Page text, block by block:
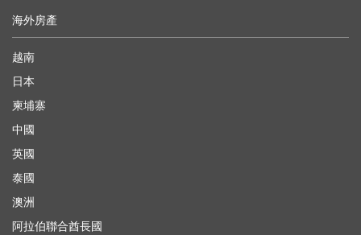
海外房產
越南
日本
柬埔寨
中國
英國
泰國
澳洲
阿拉伯聯合酋長國